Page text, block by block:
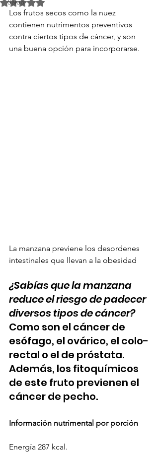
SaludObtuvo NaN de 5 estrellas.
Los frutos secos como la nuez
contienen nutrimentos preventivos
contra ciertos tipos de cáncer, y son
una buena opción para incorporarse.
La manzana previene los desordenes
intestinales que llevan a la obesidad
¿Sabías que la manzana
reduce el riesgo de padecer
diversos tipos de cáncer?
Como son el cáncer de
esófago, el ovárico, el colo-
rectal o el de próstata.
Además, los fitoquímicos
de este fruto previenen el
cáncer de pecho.
Información nutrimental por porción
Energía 287 kcal.